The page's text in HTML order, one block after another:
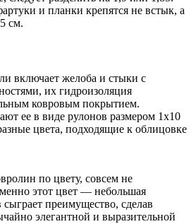
и планки крепятся не встык, а
см.
включает желоба и стыки с
их гидроизоляция
ковровым покрытием.
ее в виде рулонов размером 1х10
цвета, подходящие к облицовке
по цвету, совсем не
этот цвет — небольшая
преимущество, сделав
элегантной и выразительной